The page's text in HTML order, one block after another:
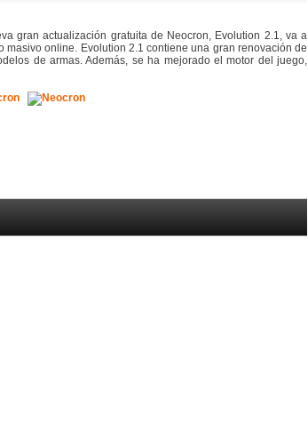
gran actualización gratuita de Neocron, Evolution 2.1, va a
online. Evolution 2.1 contiene una gran renovación de
de armas. Además, se ha mejorado el motor del juego,